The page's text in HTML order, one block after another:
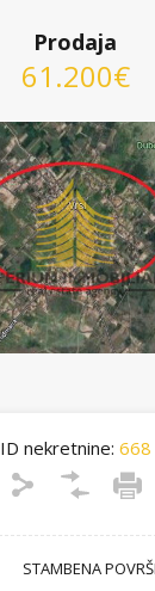
Prodaja
61.200€
ID nekretnine: 668
STAMBENA